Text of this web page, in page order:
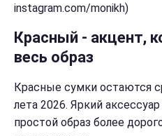
instagram.com/monikh)
Красный - акцент,
весь образ
Красные сумки остаются
лета 2026. Яркий
простой образ более